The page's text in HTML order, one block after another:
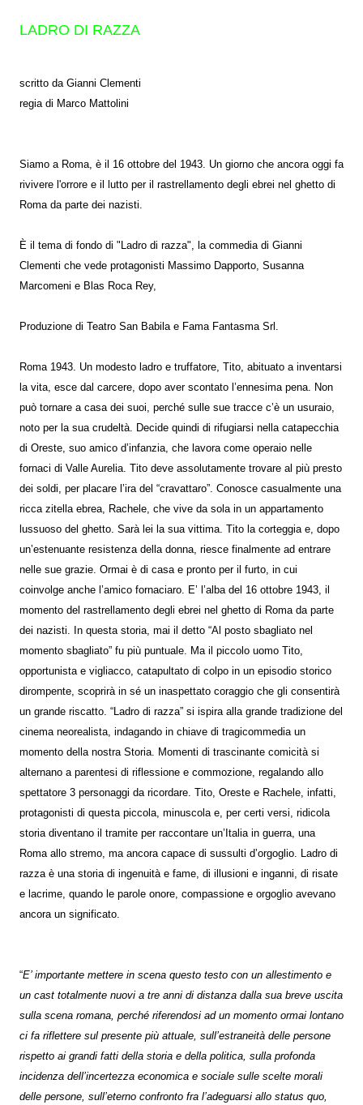
LADRO DI RAZZA
scritto da Gianni Clementi
regia di Marco Mattolini
Siamo a Roma, è il 16 ottobre del 1943. Un giorno che ancora oggi fa
rivivere l'orrore e il lutto per il rastrellamento degli ebrei nel ghetto di
Roma da parte dei nazisti.
È il tema di fondo di "Ladro di razza", la commedia di Gianni
Clementi che vede protagonisti Massimo Dapporto, Susanna
Marcomeni e Blas Roca Rey,
Produzione di Teatro San Babila e Fama Fantasma Srl.
Roma 1943. Un modesto ladro e truffatore, Tito, abituato a inventarsi
la vita, esce dal carcere, dopo aver scontato l’ennesima pena. Non
può tornare a casa dei suoi, perché sulle sue tracce c’è un usuraio,
noto per la sua crudeltà. Decide quindi di rifugiarsi nella catapecchia
di Oreste, suo amico d’infanzia, che lavora come operaio nelle
fornaci di Valle Aurelia. Tito deve assolutamente trovare al più presto
dei soldi, per placare l’ira del “cravattaro”. Conosce casualmente una
ricca zitella ebrea, Rachele, che vive da sola in un appartamento
lussuoso del ghetto. Sarà lei la sua vittima. Tito la corteggia e, dopo
un’estenuante resistenza della donna, riesce finalmente ad entrare
nelle sue grazie. Ormai è di casa e pronto per il furto, in cui
coinvolge anche l’amico fornaciaro. E’ l’alba del 16 ottobre 1943, il
momento del rastrellamento degli ebrei nel ghetto di Roma da parte
dei nazisti. In questa storia, mai il detto “Al posto sbagliato nel
momento sbagliato” fu più puntuale. Ma il piccolo uomo Tito,
opportunista e vigliacco, catapultato di colpo in un episodio storico
dirompente, scoprirà in sé un inaspettato coraggio che gli consentirà
un grande riscatto. “Ladro di razza” si ispira alla grande tradizione del
cinema neorealista, indagando in chiave di tragicommedia un
momento della nostra Storia. Momenti di trascinante comicità si
alternano a parentesi di riflessione e commozione, regalando allo
spettatore 3 personaggi da ricordare. Tito, Oreste e Rachele, infatti,
protagonisti di questa piccola, minuscola e, per certi versi, ridicola
storia diventano il tramite per raccontare un’Italia in guerra, una
Roma allo stremo, ma ancora capace di sussulti d’orgoglio. Ladro di
razza è una storia di ingenuità e fame, di illusioni e inganni, di risate
e lacrime, quando le parole onore, compassione e orgoglio avevano
ancora un significato.
“E’ importante mettere in scena questo testo con un allestimento e
un cast totalmente nuovi a tre anni di distanza dalla sua breve uscita
sulla scena romana, perché riferendosi ad un momento ormai lontano
ci fa riflettere sul presente più attuale, sull’estraneità delle persone
rispetto ai grandi fatti della storia e della politica, sulla profonda
incidenza dell’incertezza economica e sociale sulle scelte morali
delle persone, sull’eterno confronto fra l’adeguarsi allo status quo,